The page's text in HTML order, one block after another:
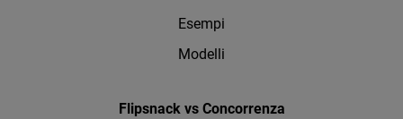
Esempi
Modelli
Flipsnack vs Concorrenza